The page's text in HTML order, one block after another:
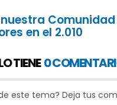
en el 2.010
TIENE 0
este tema? Deja tus